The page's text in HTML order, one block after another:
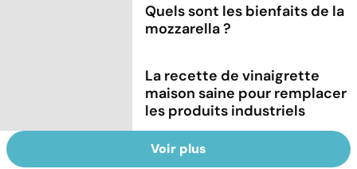
Quels sont les bienfaits de la
mozzarella ?
La recette de vinaigrette
maison saine pour remplacer
les produits industriels
Voir plus